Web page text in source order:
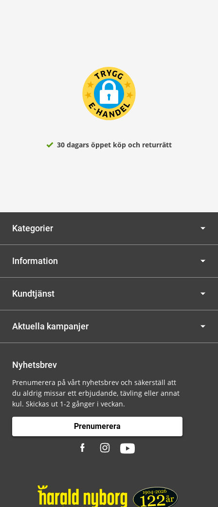
30 dagars öppet köp och returrätt
Kategorier
Information
Kundtjänst
Aktuella kampanjer
Nyhetsbrev
Prenumerera på vårt nyhetsbrev och säkerställ att
du aldrig missar ett erbjudande, tävling eller annat
kul. Skickas ut 1-2 gånger i veckan.
Prenumerera